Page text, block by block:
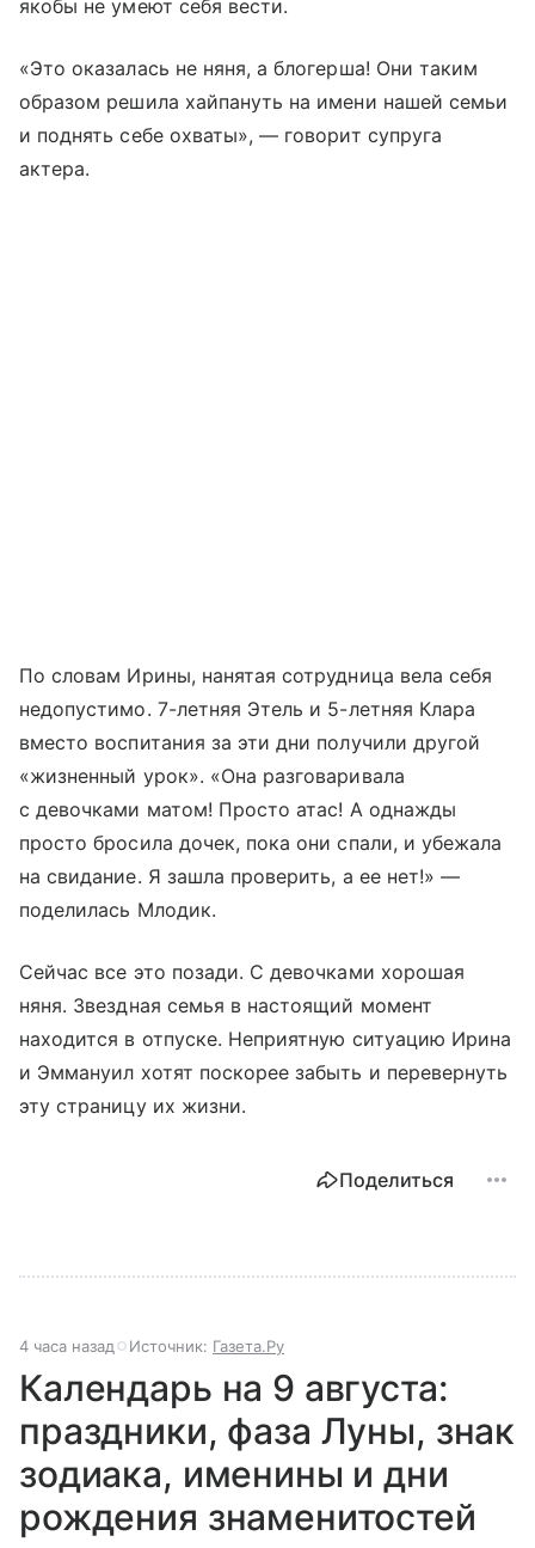
якобы не умеют себя вести.
«Это оказалась не няня, а блогерша! Они таким
образом решила хайпануть на имени нашей семьи
и поднять себе охваты», — говорит супруга
актера.
По словам Ирины, нанятая сотрудница вела себя
недопустимо. 7-летняя Этель и 5-летняя Клара
вместо воспитания за эти дни получили другой
«жизненный урок». «Она разговаривала
с девочками матом! Просто атас! А однажды
просто бросила дочек, пока они спали, и убежала
на свидание. Я зашла проверить, а ее нет!» —
поделилась Млодик.
Сейчас все это позади. С девочками хорошая
няня. Звездная семья в настоящий момент
находится в отпуске. Неприятную ситуацию Ирина
и Эммануил хотят поскорее забыть и перевернуть
эту страницу их жизни.
Поделиться
4 часа назад Источник: Газета.Ру
Календарь на 9 августа:
праздники, фаза Луны, знак
зодиака, именины и дни
рождения знаменитостей